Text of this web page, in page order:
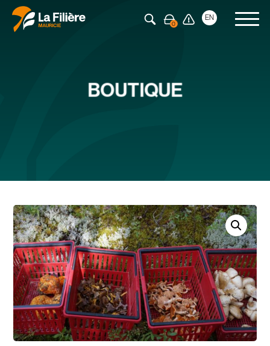
Appuyez sur Entrée pour rechercher EN
BOUTIQUE